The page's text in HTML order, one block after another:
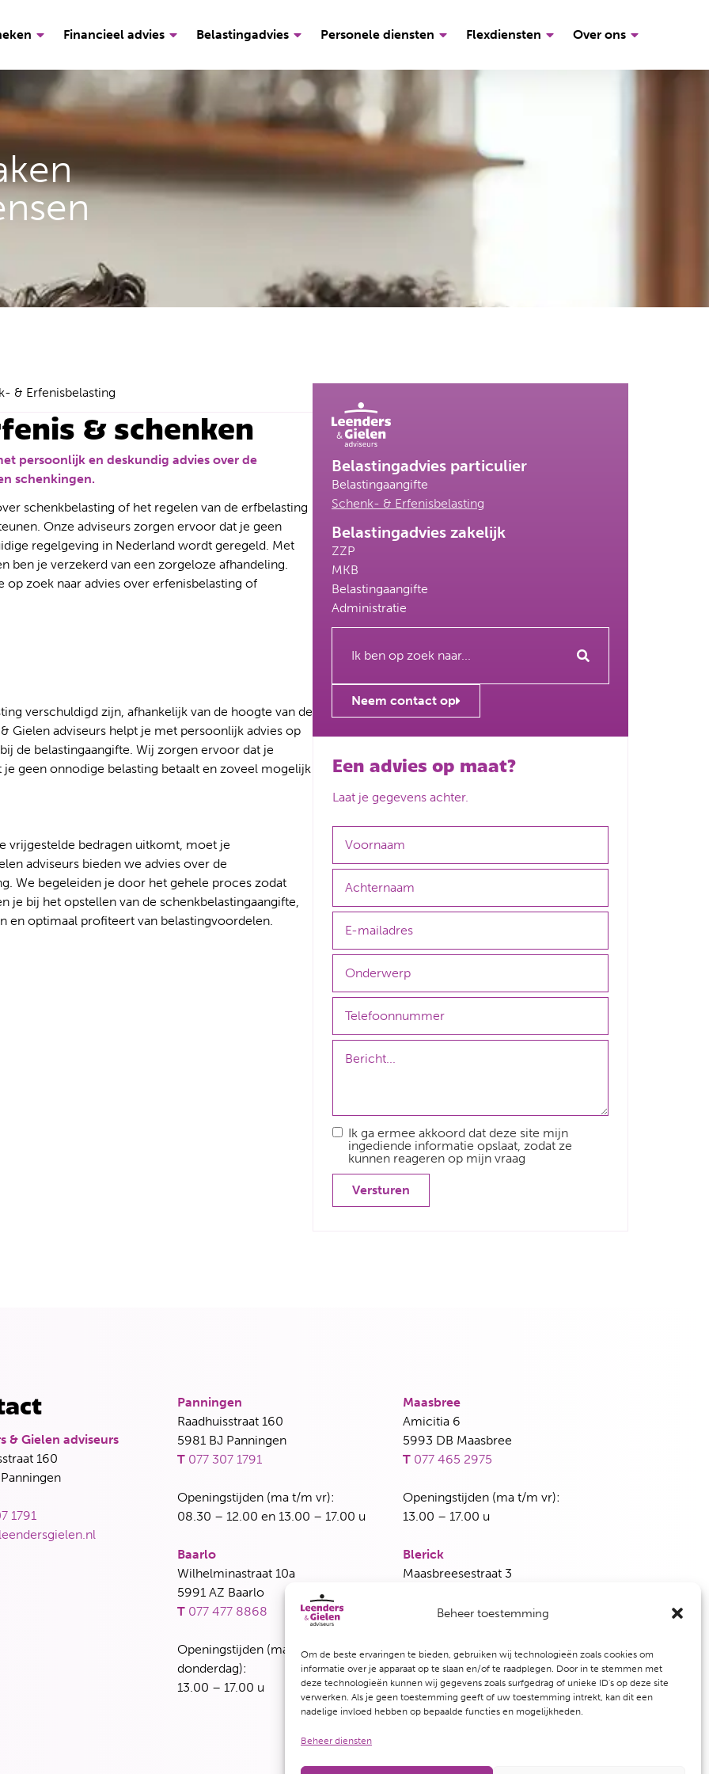
Beheer toestemming
Om de beste ervaringen te bieden, gebruiken wij technologieën zoals cookies om
informatie over je apparaat op te slaan en/of te raadplegen. Door in te stemmen met
deze technologieën kunnen wij gegevens zoals surfgedrag of unieke ID's op deze site
verwerken. Als je geen toestemming geeft of uw toestemming intrekt, kan dit een
nadelige invloed hebben op bepaalde functies en mogelijkheden.
Beheer diensten
Financieel advies Belastingadvies Personele diensten Flexdiensten Over ons
& Erfenisbelasting
& schenken
persoonlijk en deskundig advies over de
schenkingen.
schenkbelasting of het regelen van de erfbelasting
Onze adviseurs zorgen ervoor dat je geen
regelgeving in Nederland wordt geregeld. Met
ben je verzekerd van een zorgeloze afhandeling.
zoek naar advies over erfenisbelasting of
verschuldigd zijn, afhankelijk van de hoogte van de
Gielen adviseurs helpt je met persoonlijk advies op
de belastingaangifte. Wij zorgen ervoor dat je
geen onnodige belasting betaalt en zoveel mogelijk
vrijgestelde bedragen uitkomt, moet je
adviseurs bieden we advies over de
We begeleiden je door het gehele proces zodat
bij het opstellen van de schenkbelastingaangifte,
en optimaal profiteert van belastingvoordelen.
Belastingadvies particulier
Belastingaangifte
Schenk- & Erfenisbelasting
Belastingadvies zakelijk
ZZP
MKB
Belastingaangifte
Administratie
Neem contact op
Een advies op maat?
Laat je gegevens achter.
Ik ga ermee akkoord dat deze site mijn
ingediende informatie opslaat, zodat ze
kunnen reageren op mijn vraag
Versturen
& Gielen adviseurs
160
1791
Panningen
Raadhuisstraat 160
5981 BJ Panningen
T 077 307 1791
Openingstijden (ma t/m vr):
08.30 – 12.00 en 13.00 – 17.00 u
Baarlo
Wilhelminastraat 10a
5991 AZ Baarlo
T 077 477 8868
Openingstijden (maandag, dinsdag en
donderdag):
13.00 – 17.00 u
Maasbree
Amicitia 6
5993 DB Maasbree
T 077 465 2975
Openingstijden (ma t/m vr):
13.00 – 17.00 u
Blerick
Maasbreesestraat 3
077 382 5339
Openingstijden (woensdag en vrijdag):
13.00 – 17.00 u